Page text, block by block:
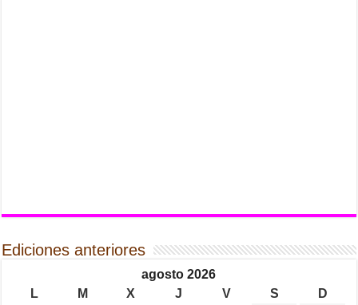
Ediciones anteriores
agosto 2026
L
M X J V S
D